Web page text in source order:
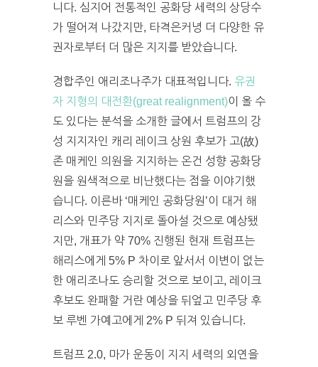
니다. 심지어 전통적인 공화당 세력의 상당수
가 떨어져 나갔지만, 타격은커녕 더 다양한 유
권자로부터 더 많은 지지를 받았습니다.
경합주인 애리조나주가 대표적입니다. 유권
자 지형의 대전환(great realignment)이 올 수
도 있다는 분석을 소개한 글에서 트럼프의 강
성 지지자인 캐리 레이크 상원 후보가 고(故)
존 매케인 의원을 지지하는 온건 성향 공화당
원을 원색적으로 비난했다는 점을 이야기했
습니다. 이른바 ‘매케인 공화당원’이 대거 해
리스와 민주당 지지로 돌아설 것으로 예상됐
지만, 개표가 약 70% 진행된 현재 트럼프는
해리스에게 5% P 차이로 앞서서 이변이 없는
한 애리조나도 승리할 것으로 보이고, 레이크
후보도 완패할 거란 예상을 뒤엎고 민주당 후
보 루벤 가예고에게 2% P 뒤져 있습니다.
트럼프 2.0, 마가 운동이 지지 세력의 외연을